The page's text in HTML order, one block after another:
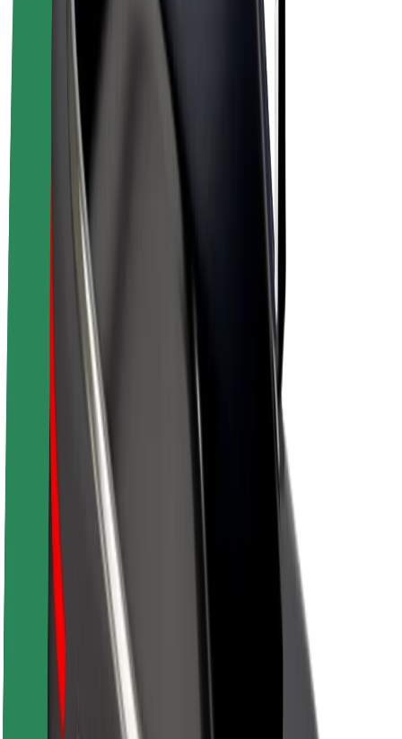
Gūsti ieņēmumus ar Bolt
Autovadītāja ieņēmumi
Kurjeri
Kurjerpartnera ieņēmumi
Bolt Food tirgotāji
Reģistrē autoparku
Franšīzes
Par uzņēmumu
Karjera
Par Bolt
Bolt ilgtspējība
Project Zero
Blogs
Ziņu telpa
Zīmola vadlīnijas
Misija
Attiecības ar investoriem
Vadība
Zīmols
Mediji
Pilsētvides fonds
Drošība